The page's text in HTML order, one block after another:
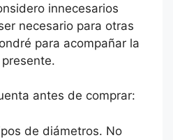
innecesarios
necesario para otras
para acompañar la
antes de comprar:
de diámetros. No